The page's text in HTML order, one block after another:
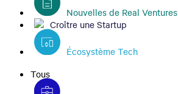
Nouvelles de Real Ventures
Croître une Startup
Écosystème Tech
Tous